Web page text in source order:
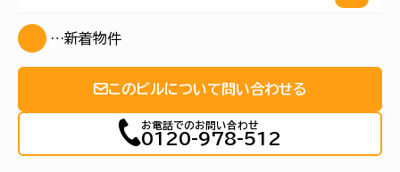
…新着物件
このビルについて問い合わせる
お電話でのお問い合わせ
0120-978-512